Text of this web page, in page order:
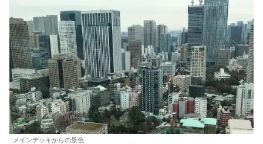
メインデッキからの景色